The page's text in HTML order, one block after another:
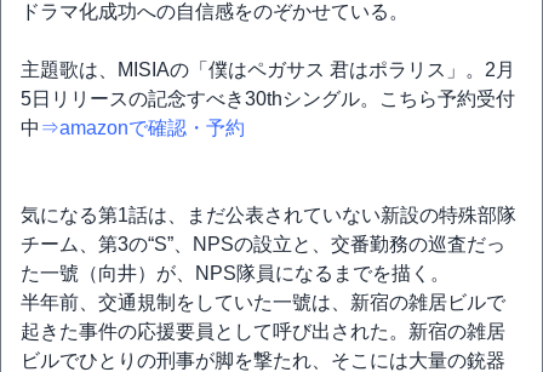
ドラマ化成功への自信感をのぞかせている。
主題歌は、MISIAの「僕はペガサス 君はポラリス」。2月
5日リリースの記念すべき30thシングル。こちら予約受付
中 ⇒amazonで確認・予約
気になる第1話は、まだ公表されていない新設の特殊部隊
チーム、第3の“S”、NPSの設立と、交番勤務の巡査だっ
た一號（向井）が、NPS隊員になるまでを描く。
半年前、交通規制をしていた一號は、新宿の雑居ビルで
起きた事件の応援要員として呼び出された。新宿の雑居
ビルでひとりの刑事が脚を撃たれ、そこには大量の銃器